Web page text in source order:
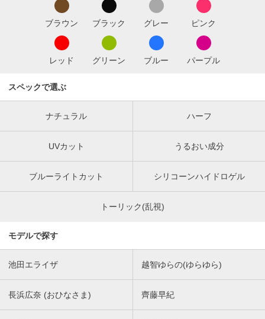
ブラウン ブラック グレー ピンク
レッド グリーン ブルー パープル
スペックで選ぶ
ナチュラル ハーフ
UVカット うるおい成分
ブルーライトカット シリコーンハイドロゲル
トーリック(乱視)
モデルで探す
池田エライザ 越智ゆらの(ゆらゆら)
長浜広奈 (おひなさま) 齊藤早紀